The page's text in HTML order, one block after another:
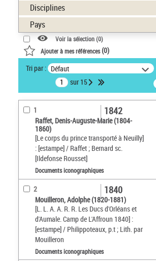
Disciplines
Pays
Voir la sélection (0)
Ajouter à mes références(0)
Tri par : Défaut
sur 15
1
Raffet, Denis-Auguste-Marie (1804-
1860)
[Le corps du prince transporté à Neuilly]
: [estampe] / Raffet ; Bernard sc.
[Ildefonse Rousset]
1842
Documents iconographiques
2
Mouilleron, Adolphe (1820-1881)
[L. L. A. A. R. R. Les Ducs d'Orléans et
d'Aumale. Camp de L'Affroun 1840] :
[estampe] / Philippoteaux, p.t ; Lith. par
Mouilleron
1840
Documents iconographiques